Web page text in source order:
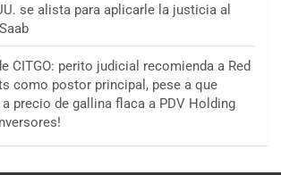
se alista para aplicarle la justicia al
CITGO: perito judicial recomienda a Red
como postor principal, pese a que
precio de gallina flaca a PDV Holding